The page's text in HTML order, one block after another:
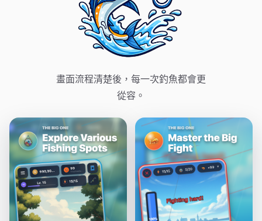
畫面流程清楚後，每一次釣魚都會更
從容。